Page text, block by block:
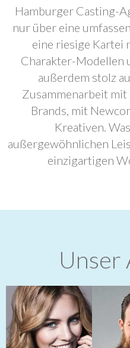
Hamburger Casting-
nur über eine
eine riesige Kartei
Charakter-Modellen
außerdem stolz
Zusammenarbeit mit
Brands, mit
Kreativen.
außergewöhnlichen
einzigartigen
Unser